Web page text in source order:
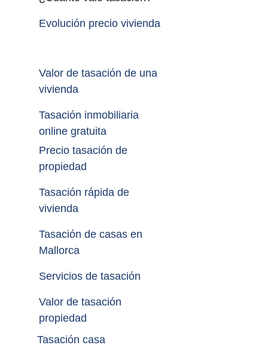
Valor de tasación de una
vivienda
Tasación inmobiliaria
online gratuita
Precio tasación de
propiedad
Tasación rápida de
vivienda
Tasación de casas en
Mallorca
Servicios de tasación
Valor de tasación
propiedad
Tasación casa
Evolución precio vivienda